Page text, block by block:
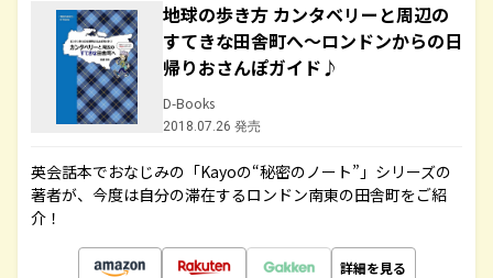
地球の歩き方 カンタベリーと周辺の
すてきな田舎町へ～ロンドンからの日
帰りおさんぽガイド♪
D-Books
2018.07.26 発売
英会話本でおなじみの「Kayoの“秘密のノート”」シリーズの
著者が、今度は自分の滞在するロンドン南東の田舎町をご紹
介！
詳細を見る